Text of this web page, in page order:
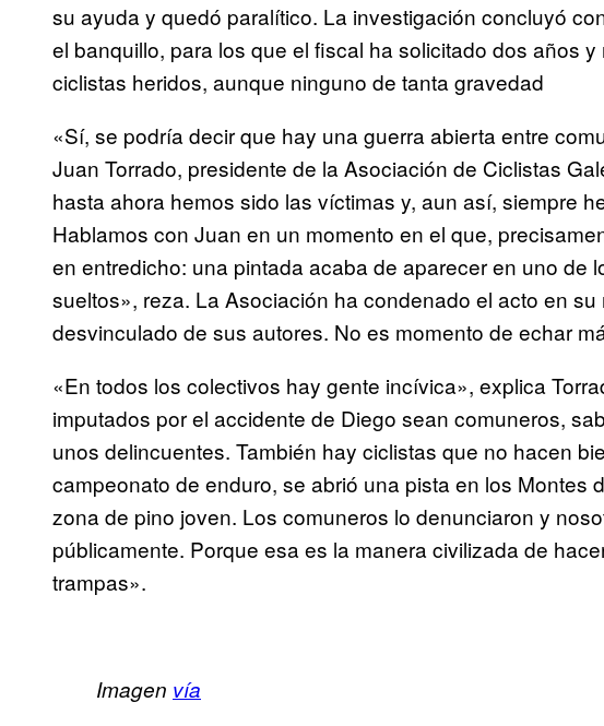
su ayuda y quedó paralítico. La investigación concluyó
el banquillo, para los que el fiscal ha solicitado dos años
ciclistas heridos, aunque ninguno de tanta gravedad
«Sí, se podría decir que hay una guerra abierta entre
Juan Torrado, presidente de la Asociación de Ciclistas
hasta ahora hemos sido las víctimas y, aun así, siempre
Hablamos con Juan en un momento en el que,
en entredicho: una pintada acaba de aparecer en uno de
sueltos», reza. La Asociación ha condenado el acto en
desvinculado de sus autores. No es momento de echar
«En todos los colectivos hay gente incívica», explica
imputados por el accidente de Diego sean comuneros,
unos delincuentes. También hay ciclistas que no hacen
campeonato de enduro, se abrió una pista en los Montes
zona de pino joven. Los comuneros lo denunciaron y
públicamente. Porque esa es la manera civilizada de
trampas».
Imagen vía